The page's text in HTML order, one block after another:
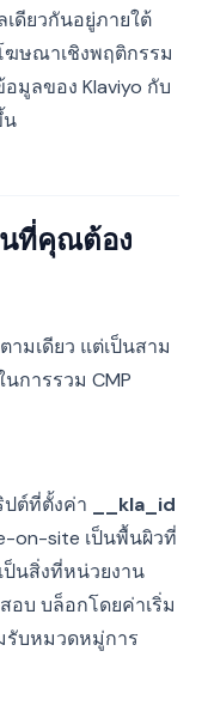
เดียวกันอยู่ภายใต้
ฆษณาเชิงพฤติกรรม
มูลของ Klaviyo กับ
น
ที่คุณต้อง
ามเดียว แต่เป็นสาม
การรวม CMP
ต์ที่ตั้งค่า
__kla_id
on-site เป็นพื้นผิวที่
นสิ่งที่หน่วยงาน
อบ บล็อกโดยค่าเริ่ม
รับหมวดหมู่การ